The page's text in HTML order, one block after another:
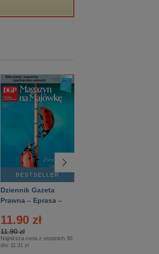
BESTSELLER
Dziennik Gazeta
Prawna – Eprasa –
11.90 zł
11.90 zł
Najniższa cena z ostatnich 30
dni: 11.31 zł